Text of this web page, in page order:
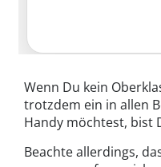
Wenn Du kein
trotzdem ein in allen
Handy möchtest, bist
Beachte allerdings,